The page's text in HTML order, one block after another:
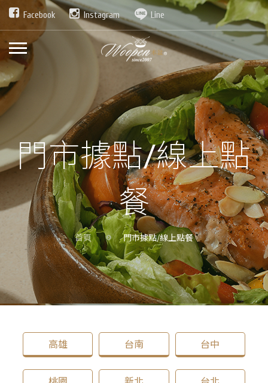
Facebook Instagram Line
門市據點/線上點
餐
首頁 門市據點/線上點餐
高雄 台南 台中